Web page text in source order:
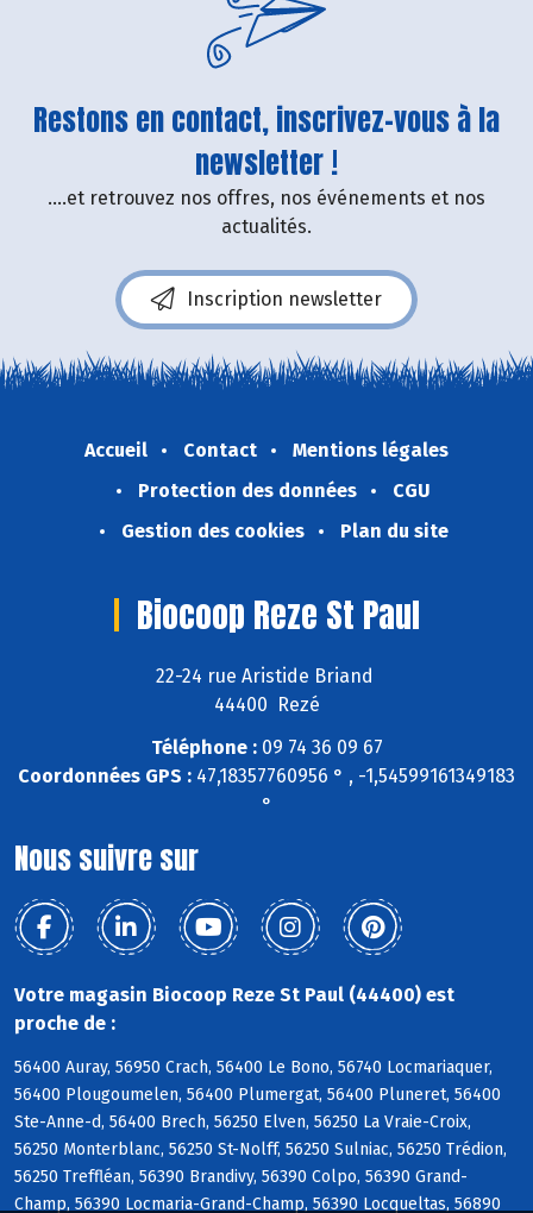
Restons en contact, inscrivez-vous à la
newsletter !
....et retrouvez nos offres, nos événements et nos
actualités.
Inscription newsletter
Accueil Contact
Mentions légales
Protection des données
CGU
Gestion des cookies
Plan du site
Biocoop Reze St Paul
22-24 rue Aristide Briand
44400 Rezé
Téléphone :09 74 36 09 67
Coordonnées GPS : 47,18357760956 ° , -1,54599161349183
°
Nous suivre sur
Votre magasin Biocoop Reze St Paul (44400) est
proche de :
56400 Auray, 56950 Crach, 56400 Le Bono, 56740 Locmariaquer,
56400 Plougoumelen, 56400 Plumergat, 56400 Pluneret, 56400
Ste-Anne-d, 56400 Brech, 56250 Elven, 56250 La Vraie-Croix,
56250 Monterblanc, 56250 St-Nolff, 56250 Sulniac, 56250 Trédion,
56250 Treffléan, 56390 Brandivy, 56390 Colpo, 56390 Grand-
Champ, 56390 Locmaria-Grand-Champ, 56390 Locqueltas, 56890